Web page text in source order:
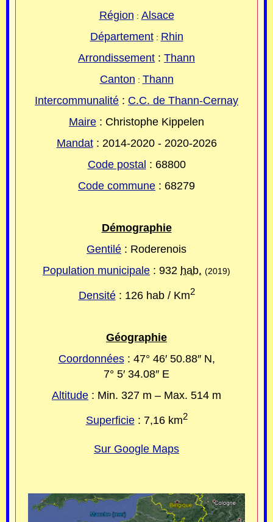
Région : Alsace
Département: Rhin
Arrondissement : Thann
Canton : Thann
Intercommunalité : C.C. de Thann-Cernay
Maire : Christophe Kippelen
Mandat: 2014-2020 - 2020-2026
Code postal : 68800
Code commune : 68279
Démographie
Gentilé : Roderenois
Population municipale : 932 hab. (2019)
Densité: 126 hab / Km2
Géographie
Coordonnées: 47° 46′ 50.88″ N,
7° 5′ 34.08″ E
Altitude : Min. 327 m – Max. 514 m
Superficie: 7,16 km2
Sur Google Maps